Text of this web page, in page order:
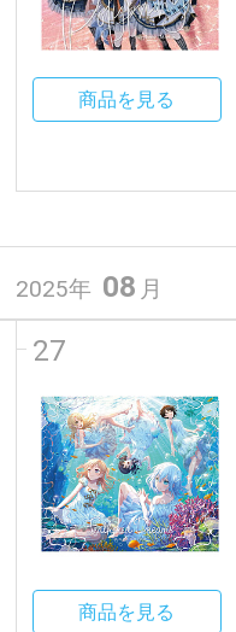
商品を見る
2025年 08 月
27
商品を見る